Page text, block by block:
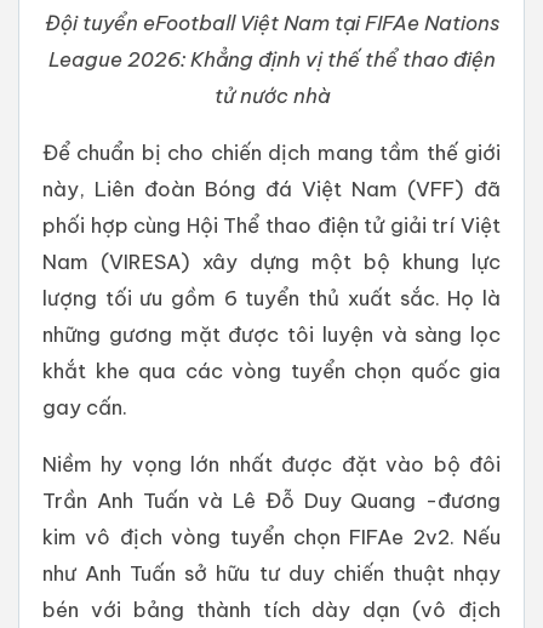
Đội tuyển eFootball Việt Nam tại FIFAe Nations
League 2026: Khẳng định vị thế thể thao điện
tử nước nhà
Để chuẩn bị cho chiến dịch mang tầm thế giới
này, Liên đoàn Bóng đá Việt Nam (VFF) đã
phối hợp cùng Hội Thể thao điện tử giải trí Việt
Nam (VIRESA) xây dựng một bộ khung lực
lượng tối ưu gồm 6 tuyển thủ xuất sắc. Họ là
những gương mặt được tôi luyện và sàng lọc
khắt khe qua các vòng tuyển chọn quốc gia
gay cấn.
Niềm hy vọng lớn nhất được đặt vào bộ đôi
Trần Anh Tuấn và Lê Đỗ Duy Quang -đương
kim vô địch vòng tuyển chọn FIFAe 2v2. Nếu
như Anh Tuấn sở hữu tư duy chiến thuật nhạy
bén với bảng thành tích dày dạn (vô địch